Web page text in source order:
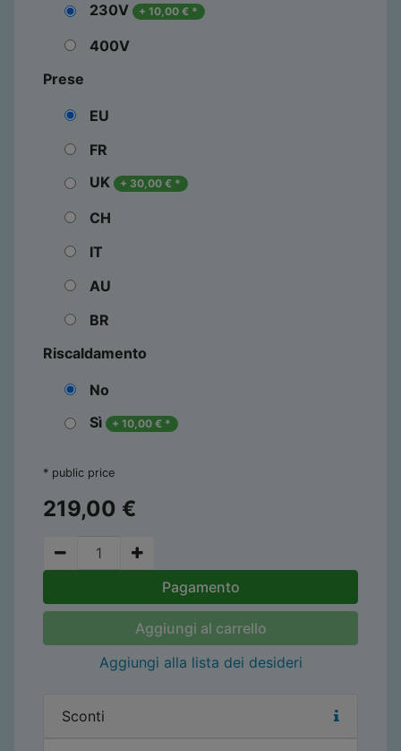
230V
+10,00 € *
400V
Prese
EU
FR
UK
+ 30,00 € *
CH
IT
AU
BR
Riscaldamento
No
Sì
+10,00 € *
* public price
219,00 €
Pagamento
Aggiungi al carrello
Aggiungi alla lista dei desideri
Sconti